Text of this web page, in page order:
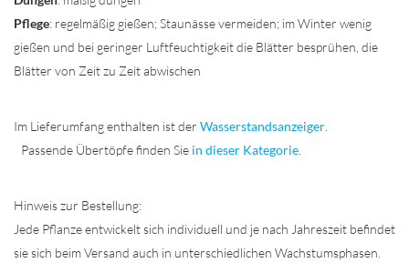
Pflege: regelmäßig gießen; Staunässe vermeiden; im Winter wenig
gießen und bei geringer Luftfeuchtigkeit die Blätter besprühen, die
Blätter von Zeit zu Zeit abwischen
Im Lieferumfang enthalten ist der Wasserstandsanzeiger
Passende Übertöpfe finden Sie in dieser Kategorie
Hinweis zur Bestellung:
Jede Pflanze entwickelt sich individuell und je nach Jahreszeit befindet
sie sich beim Versand auch in unterschiedlichen Wachstumsphasen.